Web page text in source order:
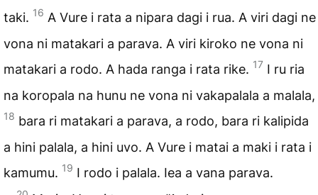
taki. 16 A Vure i rata a nipara dagi i rua. A viri dagi ne
vona ni matakari a parava. A viri kiroko ne vona ni
matakari a rodo. A hada ranga i rata rike. 17 I ru ria
na koropala na hunu ne vona ni vakapalala a malala,
18 bara ri matakari a parava, a rodo, bara ri kalipida
a hini palala, a hini uvo. A Vure i matai a maki i rata i
kamumu. 19 I rodo i palala. Iea a vana parava.